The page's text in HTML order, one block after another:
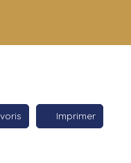
Imprimer